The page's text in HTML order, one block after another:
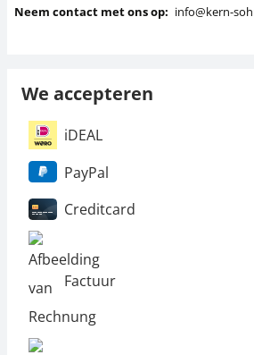
Neem contact met ons op: info@kern-
We accepteren
iDEAL
PayPal
Creditcard
Factuur